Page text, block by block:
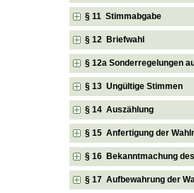
§ 11 Stimmabgabe
§ 12 Briefwahl
§ 12a Sonderregelungen
§ 13 Ungültige Stimmen
§ 14 Auszählung
§ 15 Anfertigung der
§ 16 Bekanntmachung
§ 17 Aufbewahrung der